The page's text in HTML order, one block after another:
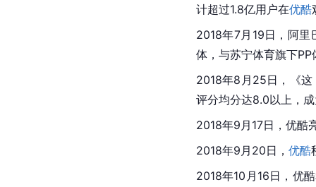
计超过1.8亿用户在优酷
2018年7月19日，阿里
体，与苏宁体育旗下
2018年8月25日，《
评分均分达8.0以上，
2018年9月17日，优酷
2018年9月20日， 优酷
2018年10月16日，优